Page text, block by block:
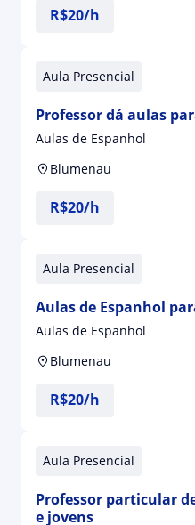
R$20/h
Aula Presencial
Professor dá aulas
Aulas de Espanhol
Blumenau
R$20/h
Aula Presencial
Aulas de Espanhol
Aulas de Espanhol
Blumenau
R$20/h
Aula Presencial
Professor particular
e jovens